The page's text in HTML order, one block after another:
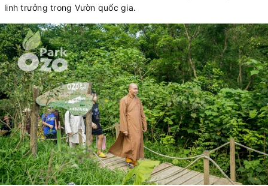
linh trưởng trong Vườn quốc gia.